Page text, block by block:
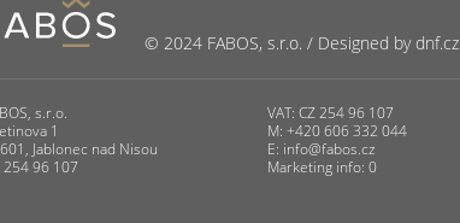
© 2024 FABOS, s.r.o. / Designed by dnf.cz
s.r.o.
1
Jablonec nad Nisou
254 96 107
VAT: CZ 254 96 107
M: +420 606 332 044
E: info@fabos.cz
Marketing info: 0